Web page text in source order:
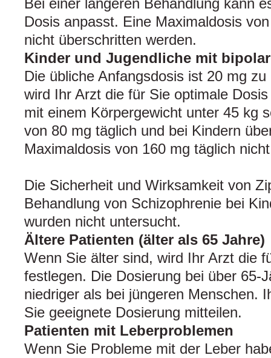
Bei einer längeren Behandlung kann
Dosis anpasst. Eine Maximaldosis
nicht überschritten werden.
Kinder und Jugendliche mit
Die übliche Anfangsdosis ist 20 mg
wird Ihr Arzt die für Sie optimale
mit einem Körpergewicht unter 45 kg
von 80 mg täglich und bei Kindern
Maximaldosis von 160 mg täglich
Die Sicherheit und Wirksamkeit von
Behandlung von Schizophrenie bei
wurden nicht untersucht.
Ältere Patienten (älter als 65 Jahre)
Wenn Sie älter sind, wird Ihr Arzt die
festlegen. Die Dosierung bei über
niedriger als bei jüngeren Menschen.
Sie geeignete Dosierung mitteilen.
Patienten mit Leberproblemen
Wenn Sie Probleme mit der Leber